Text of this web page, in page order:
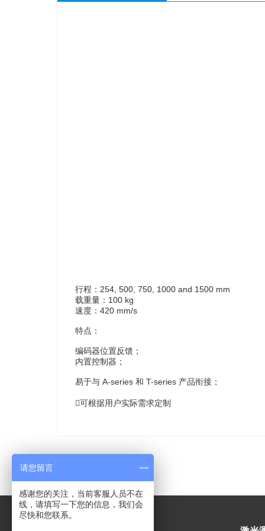
行程：254, 500, 750, 1000 and 1500 mm
载重量：100 kg
速度：420 mm/s
特点：
编码器位置反馈；
内置控制器；
易于与 A-series 和 T-series 产品衔接；
可根据用户实际需求定制
请您留言
感谢您的关注，当前客服人员不在
线，请填写一下您的信息，我们会
尽快和您联系。